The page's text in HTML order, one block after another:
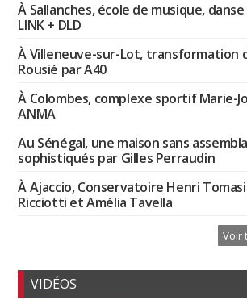
À Sallanches, école de musique,
LINK + DLD
À Villeneuve-sur-Lot, transformation
Rousié par A40
À Colombes, complexe sportif Marie-
ANMA
Au Sénégal, une maison sans
sophistiqués par Gilles Perraudin
À Ajaccio, Conservatoire Henri
Ricciotti et Amélia Tavella
Voir
VIDÉOS